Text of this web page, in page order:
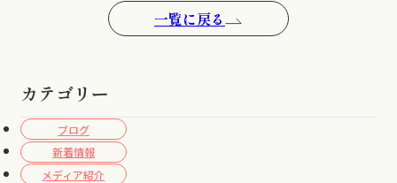
カテゴリー
ブログ
新着情報
メディア紹介
一覧に戻る